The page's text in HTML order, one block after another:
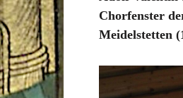
Chorfenster
Meidelstetten